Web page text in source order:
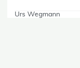
Urs Wegmann